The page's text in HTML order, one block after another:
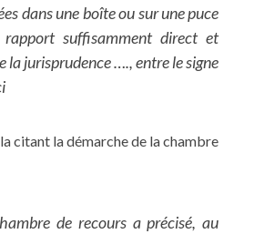
dans une boîte ou sur une puce
suffisamment direct et
la jurisprudence …., entre le signe
citant la démarche de la chambre
de recours a précisé, au